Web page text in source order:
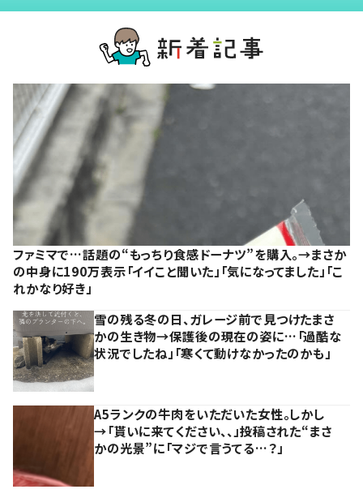
ファミマで…話題の“もっちり食感ドーナツ”を購入。→まさか
の中身に190万表示「イイこと聞いた」「気になってました」「こ
れかなり好き」
雪の残る冬の日、ガレージ前で見つけたまさ
かの生き物→保護後の現在の姿に…「過酷な
状況でしたね」「寒くて動けなかったのかも」
A5ランクの牛肉をいただいた女性。しかし
→「貰いに来てください、、」投稿された“まさ
かの光景”に「マジで言うてる…？」